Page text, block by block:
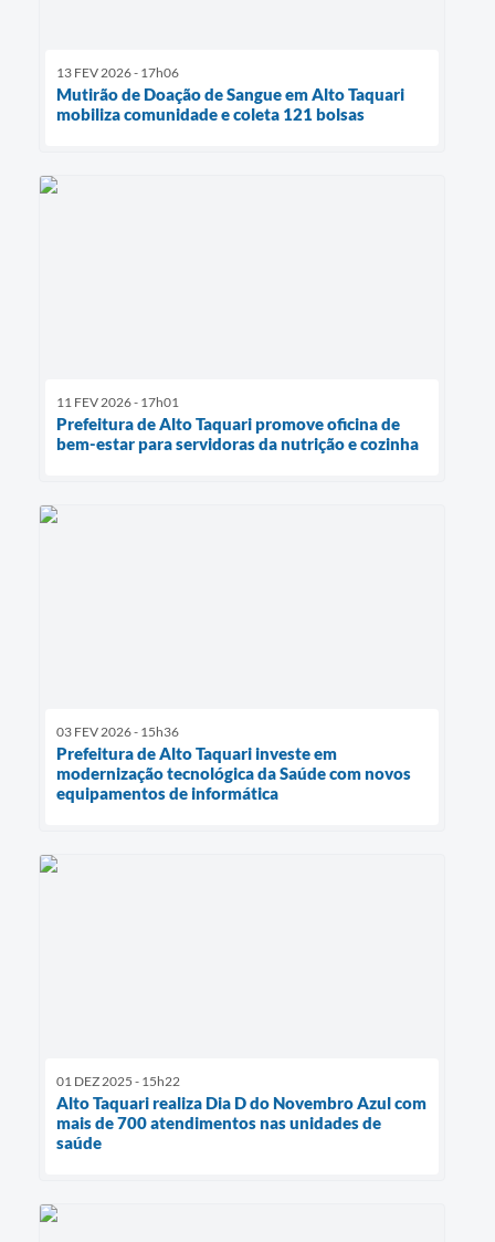
13 FEV 2026 - 17h06
Mutirão de Doação de Sangue em Alto Taquari
mobiliza comunidade e coleta 121 bolsas
11 FEV 2026 - 17h01
Prefeitura de Alto Taquari promove oficina de
bem-estar para servidoras da nutrição e cozinha
03 FEV 2026 - 15h36
Prefeitura de Alto Taquari investe em
modernização tecnológica da Saúde com novos
equipamentos de informática
01 DEZ 2025 - 15h22
Alto Taquari realiza Dia D do Novembro Azul com
mais de 700 atendimentos nas unidades de
saúde